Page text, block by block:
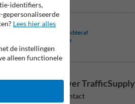
Betaling achteraf
is mogelijk
Over TrafficSupply
Contact
identifiers,
Lees hier alles
de instellingen
alleen functionele